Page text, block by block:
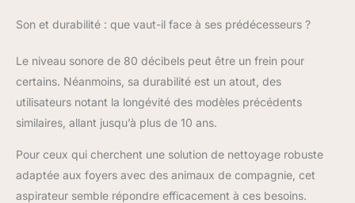
Son et durabilité : que vaut-il face à ses prédécesseurs ?
Le niveau sonore de 80 décibels peut être un frein pour
certains. Néanmoins, sa durabilité est un atout, des
utilisateurs notant la longévité des modèles précédents
similaires, allant jusqu’à plus de 10 ans.
Pour ceux qui cherchent une solution de nettoyage robuste
adaptée aux foyers avec des animaux de compagnie, cet
aspirateur semble répondre efficacement à ces besoins.